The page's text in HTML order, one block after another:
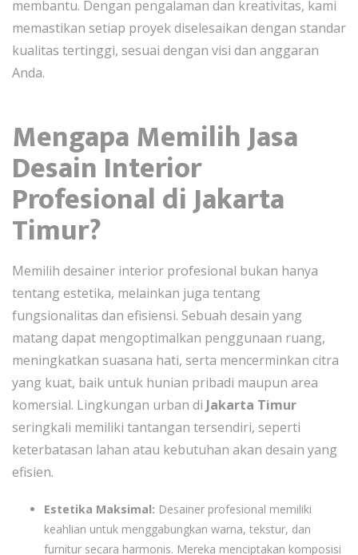
membantu. Dengan pengalaman dan kreativitas, kami
memastikan setiap proyek diselesaikan dengan standar
kualitas tertinggi, sesuai dengan visi dan anggaran
Anda.
Mengapa Memilih Jasa
Desain Interior
Profesional di Jakarta
Timur?
Memilih desainer interior profesional bukan hanya
tentang estetika, melainkan juga tentang
fungsionalitas dan efisiensi. Sebuah desain yang
matang dapat mengoptimalkan penggunaan ruang,
meningkatkan suasana hati, serta mencerminkan citra
yang kuat, baik untuk hunian pribadi maupun area
komersial. Lingkungan urban di Jakarta Timur
seringkali memiliki tantangan tersendiri, seperti
keterbatasan lahan atau kebutuhan akan desain yang
efisien.
Estetika Maksimal: Desainer profesional memiliki
keahlian untuk menggabungkan warna, tekstur, dan
furnitur secara harmonis. Mereka menciptakan komposisi